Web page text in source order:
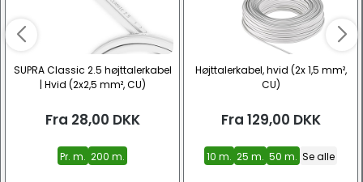
SUPRA Classic 2.5 højttalerkabel
| Hvid (2x2,5 mm², CU)
Fra 28,00 DKK
Pr. m. 200 m.
Højttalerkabel, hvid (2x 1,5 mm²,
CU)
Fra 129,00 DKK
10 m. 25 m. 50 m. Se alle